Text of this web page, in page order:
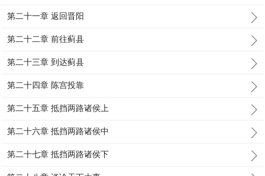
第二十一章 返回晋阳
第二十二章 前往蓟县
第二十三章 到达蓟县
第二十四章 陈宫投靠
第二十五章 抵挡两路诸侯上
第二十六章 抵挡两路诸侯中
第二十七章 抵挡两路诸侯下